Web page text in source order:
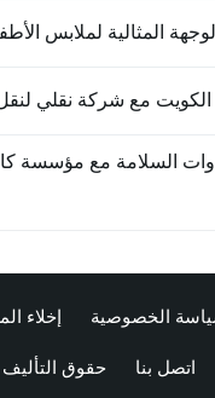
المثالية لملابس
مع شركة نقلي
السلامة مع مؤسسة
الخصوصية إخلاء
اتصل بنا حقوق التأليف